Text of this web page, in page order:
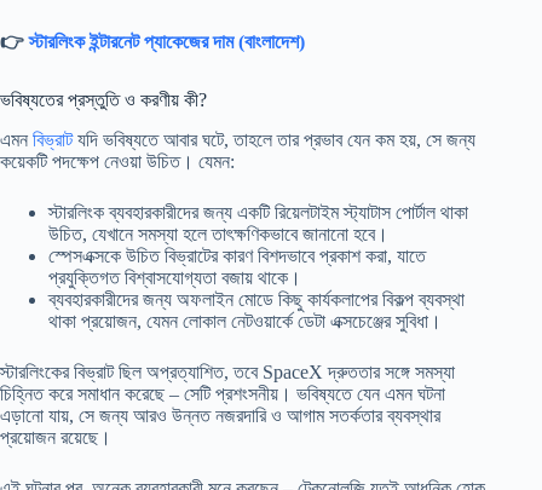
👉স্টারলিংক ইন্টারনেট প্যাকেজের দাম (বাংলাদেশ)
ভবিষ্যতের প্রস্তুতি ও করণীয় কী?
এমন বিভ্রাটযদি ভবিষ্যতে আবার ঘটে, তাহলে তার প্রভাব যেন কম হয়, সে জন্য
কয়েকটি পদক্ষেপ নেওয়া উচিত। যেমন:
স্টারলিংক ব্যবহারকারীদের জন্য একটি রিয়েলটাইম স্ট্যাটাস পোর্টাল থাকা
উচিত, যেখানে সমস্যা হলে তাৎক্ষণিকভাবে জানানো হবে।
স্পেসএক্সকে উচিত বিভ্রাটের কারণ বিশদভাবে প্রকাশ করা, যাতে
প্রযুক্তিগত বিশ্বাসযোগ্যতা বজায় থাকে।
ব্যবহারকারীদের জন্য অফলাইন মোডে কিছু কার্যকলাপের বিকল্প ব্যবস্থা
থাকা প্রয়োজন, যেমন লোকাল নেটওয়ার্কে ডেটা এক্সচেঞ্জের সুবিধা।
স্টারলিংকের বিভ্রাট ছিল অপ্রত্যাশিত, তবে SpaceX দ্রুততার সঙ্গে সমস্যা
চিহ্নিত করে সমাধান করেছে – সেটি প্রশংসনীয়। ভবিষ্যতে যেন এমন ঘটনা
এড়ানো যায়, সে জন্য আরও উন্নত নজরদারি ও আগাম সতর্কতার ব্যবস্থার
প্রয়োজন রয়েছে।